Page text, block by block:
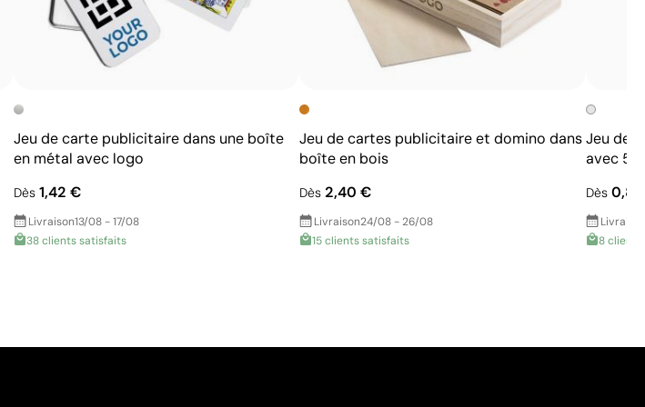
Jeu de carte publicitaire dans une boîte
en métal avec logo
Dès1,42 €
Livraison13/08 - 17/08
38 clients satisfaits
Jeu de cartes publicitaire et domino dans
boîte en bois
Dès 2,40 €
Livraison24/08 - 26/08
15 clients satisfaits
Jeu de
avec 54
Dès
8